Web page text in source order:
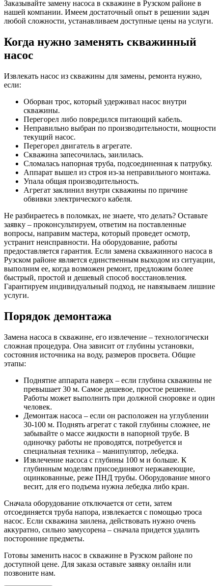
Заказывайте замену насоса в скважине в Рузском районе в
нашей компании. Имеем достаточный опыт в решении задач
любой сложности, устанавливаем доступные цены на услуги.
Когда нужно заменять скважинный
насос
Извлекать насос из скважины для замены, ремонта нужно,
если:
Оборван трос, который удерживал насос внутри
скважины.
Перегорел либо повредился питающий кабель.
Неправильно выбран по производительности, мощности
текущий насос.
Перегорел двигатель в агрегате.
Скважина запесочилась, заилилась.
Сломалась напорная труба, подсоединенная к патрубку.
Аппарат вышел из строя из-за неправильного монтажа.
Упала общая производительность.
Агрегат заклинил внутри скважины по причине
обвивки электрического кабеля.
Не разбираетесь в поломках, не знаете, что делать? Оставьте
заявку – проконсультируем, ответим на поставленные
вопросы, направим мастера, который проведет осмотр,
устранит неисправности. На оборудование, работы
предоставляется гарантия. Если замена скважинного насоса в
Рузском районе является единственным выходом из ситуации,
выполним ее, когда возможен ремонт, предложим более
быстрый, простой и дешевый способ восстановления.
Гарантируем индивидуальный подход, не навязываем лишние
услуги.
Порядок демонтажа
Замена насоса в скважине, его извлечение – технологически
сложная процедура. Она зависит от глубины установки,
состояния источника на воду, размеров просвета. Общие
этапы:
Поднятие аппарата наверх – если глубина скважины не
превышает 30 м. Самое дешевое, простое решение.
Работы может выполнить при должной сноровке и один
человек.
Демонтаж насоса – если он расположен на углублении
30-100 м. Поднять агрегат с такой глубины сложнее, не
забывайте о массе жидкости в напорной трубе. В
одиночку работы не проводятся, потребуется и
специальная техника – манипулятор, лебедка.
Извлечение насоса с глубины 100 м и больше. К
глубинным моделям присоединяют нержавеющие,
оцинкованные, реже ПНД трубы. Оборудование много
весит, для его подъема нужна лебедка либо кран.
Сначала оборудование отключается от сети, затем
отсоединяется труба напора, извлекается с помощью троса
насос. Если скважина заилена, действовать нужно очень
аккуратно, сильно замусорена – сначала придется удалить
посторонние предметы.
Готовы заменить насос в скважине в Рузском районе по
доступной цене. Для заказа оставьте заявку онлайн или
позвоните нам.